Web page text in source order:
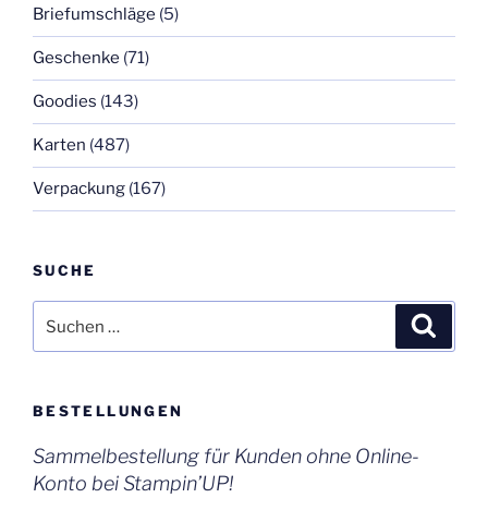
Briefumschläge (5)
Geschenke (71)
Goodies (143)
Karten (487)
Verpackung (167)
SUCHE
nach:
BESTELLUNGEN
Sammelbestellung für Kunden ohne Online-
Konto bei Stampin’UP!